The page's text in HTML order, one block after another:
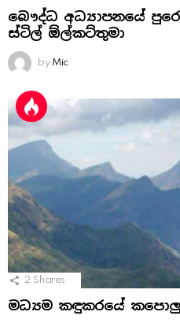
බෞද්ධ අධ්‍යාපනයේ
ස්‌ටිල් ඕල්කට්‌තුමා
by Mic
2 Shares
මධ්‍යම කඳුකරයේ කපොලු